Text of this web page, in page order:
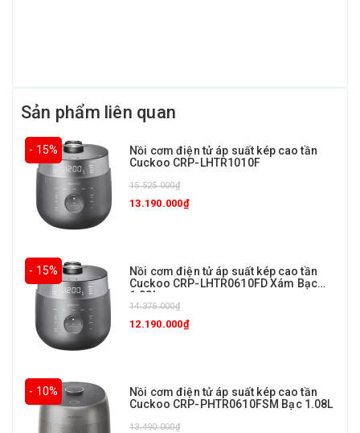
Sản phẩm liên quan
- 15%
Nồi cơm điện tử áp suất kép cao tần
Cuckoo CRP-LHTR1010F
15.525.000₫
13.190.000₫
- 15%
Nồi cơm điện tử áp suất kép cao tần
Cuckoo CRP-LHTR0610FD Xám Bạc
1.08L
14.375.000₫
12.190.000₫
- 10%
Nồi cơm điện tử áp suất kép cao tần
Cuckoo CRP-PHTR0610FSM Bạc 1.08L
13.490.000₫